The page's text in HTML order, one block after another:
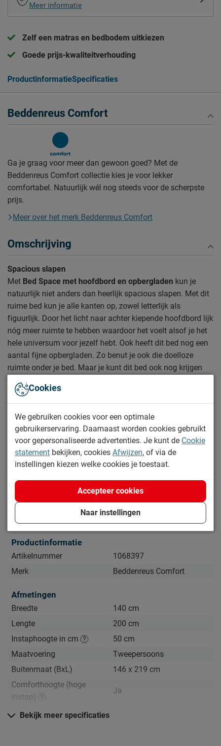
Meer informatie
Zelf een matras en bedbodem uitkiezen
Goede prijs-kwaliteitverhouding
ProductinformatieSpecificaties
Beddenreus Comfort
Ga je graag voor meer dan gewoon goed? Met de
Beddenreus Comfort collectie kies je voor lekker
comfortabel. Natuurlijk wél nog steeds voor de scherpste
prijs.
Meer over het merk Beddenreus Comfort
Omschrijving
Spacious slapen
Met Bed Space met hoofdbord en opbergladen kun je
natuurlijk niet anders dan heerlijk spacious slapen. Met dit
ruime bed kun je alle kanten op, zowel letterlijk als
figuurlijk. Door het licht naar achter kiepende hoofdbord lijk
nóg meer ruimte te hebben waardoor het voelt alsof je het
hele universum voor jezelf hebt. Ook heeft dit bed nog een
aantal fijne opbergladen. Zo benut je ook die doelloze
ruimte onder je bed. Maar je kunt dit bed ook nog krijgen
Bed Space met hoofdbord en opbergladen wordt geleverd
zonder matras(sen) en bedbodem(s).
Daarom kopen
Spacious slapen
Zelf een matras en bedbodem uitkiezen
Goede prijs-kwaliteitverhouding
Zo blijft Bed Space lang mooi (en schoon)
Kijk bij het kopje ‘Goed om te weten’ om alle tips & tricks te
zien.
Specificaties
Productinformatie
Artikelnummer
1068397
Merk
Beddenreus Comfort
Afmetingen
Breedte
140 cm
Lengte
200 cm
Instaphoogte in cm
50 cm
Maatvoering
Tweepersoons
Buitenmaat (BxL)
146 x 219 cm
Comforthoogte (hoge
instap)
Ja
Hoogte hoofdbord
Bekijk meer specificaties
Cookies
We gebruiken cookies voor een optimale
gebruikerservaring. Daarnaast worden cookies gebruikt
voor gepersonaliseerde advertenties. Je kunt de Cookie
statement bekijken, cookies Afwijzen, of via de
instellingen kiezen welke cookies je toestaat.
Naar instellingen
Accepteer cookies